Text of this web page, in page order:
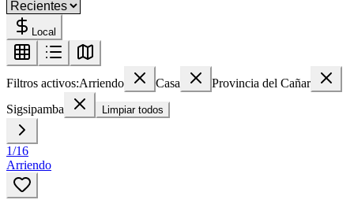
Local
Filtros activos:Arriendo Casa
Provincia del Cañar
Sigsipamba
Limpiar todos
1/16
Arriendo